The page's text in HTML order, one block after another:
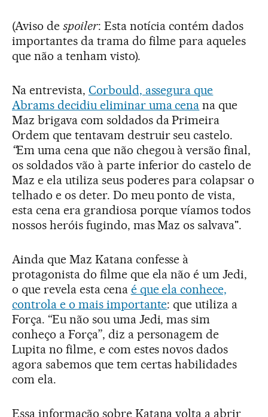
(Aviso de spoiler: Esta notícia contém dados
importantes da trama do filme para aqueles
que não a tenham visto).
Na entrevista, Corbould, assegura que
Abrams decidiu eliminar uma cena na que
Maz brigava com soldados da Primeira
Ordem que tentavam destruir seu castelo.
“Em uma cena que não chegou à versão final,
os soldados vão à parte inferior do castelo de
Maz e ela utiliza seus poderes para colapsar o
telhado e os deter. Do meu ponto de vista,
esta cena era grandiosa porque víamos todos
nossos heróis fugindo, mas Maz os salvava".
Ainda que Maz Katana confesse à
protagonista do filme que ela não é um Jedi,
o que revela esta cena é que ela conhece,
controla e o mais importante: que utiliza a
Força. “Eu não sou uma Jedi, mas sim
conheço a Força”, diz a personagem de
Lupita no filme, e com estes novos dados
agora sabemos que tem certas habilidades
com ela.
Essa informação sobre Katana volta a abrir